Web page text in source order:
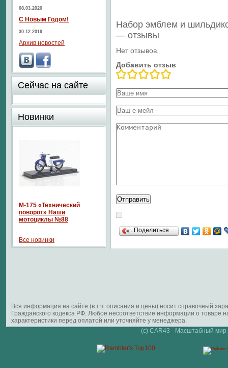
Набор эмблем и
— отзывы
Нет отзывов.
Добавить отзыв
Поделиться…
08.03.2020
С Новым Годом!
30.12.2019
Архив новостей
Сейчас на сайте
Новинки
М-175 «Технический
поворот» Наши
мотоциклы №88
Все новинки
Вся информация на сайте (в т.ч. описания и цены) носит справочный
Гражданского кодекса РФ. Любое несоответствие информации о
характеристики перед оплатой или уточняйте у менеджера.
(c) CAR43 - Масштабный мир